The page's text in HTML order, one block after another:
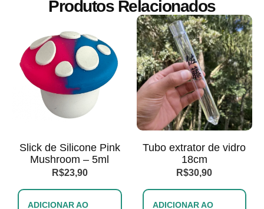
Produtos Relacionados
Slick de Silicone Pink
Mushroom – 5ml
R$23,90
ADICIONAR AO
Tubo extrator de vidro
18cm
R$30,90
ADICIONAR AO